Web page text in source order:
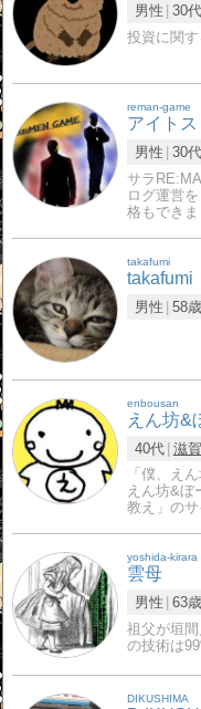
男性 30代
投資に関
reman-game
アイトス
男性 30代
サラ
ログ運営
格もでき
takafumi
takafumi
男性 58歳
enbousan
えん坊&
40代 滋
「僕、え
えん坊&ぼ
教え」の
yoshida-kirara
雲母
男性 63歳
祖父が垣
の技術は
DIKUSHIMA